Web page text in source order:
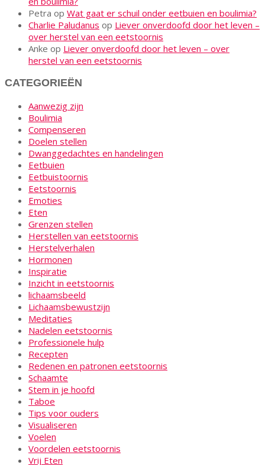
Petra op Wat gaat er schuil onder eetbuien en boulimia?
Charlie Paludanus op Liever onverdoofd door het leven –
over herstel van een eetstoornis
Anke op Liever onverdoofd door het leven – over
herstel van een eetstoornis
CATEGORIEËN
Aanwezig zijn
Boulimia
Compenseren
Doelen stellen
Dwanggedachtes en handelingen
Eetbuien
Eetbuistoornis
Eetstoornis
Emoties
Eten
Grenzen stellen
Herstellen van eetstoornis
Herstelverhalen
Hormonen
Inspiratie
Inzicht in eetstoornis
lichaamsbeeld
Lichaamsbewustzijn
Meditaties
Nadelen eetstoornis
Professionele hulp
Recepten
Redenen en patronen eetstoornis
Schaamte
Stem in je hoofd
Taboe
Tips voor ouders
Visualiseren
Voelen
Voordelen eetstoornis
Vrij Eten